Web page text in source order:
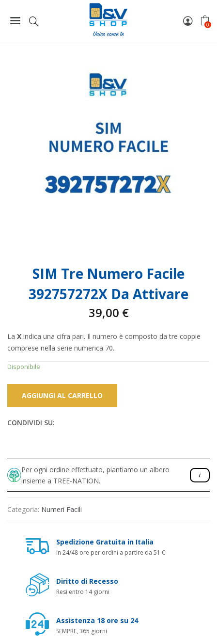
0
SIM Tre Numero Facile 392757272X Da Attivare
SIM Tre Numero Facile
392757272X Da Attivare
39,00 €
La X indica una cifra pari. Il numero è composto da tre coppie
comprese nella serie numerica 70.
Disponibile
AGGIUNGI AL CARRELLO
CONDIVIDI SU:
Per ogni ordine effettuato, piantiamo un albero
insieme a TREE-NATION.
Categoria: Numeri Facili
Spedizione Gratuita in Italia
in 24/48 ore per ordini a partire da 51 €
Diritto di Recesso
Resi entro 14 giorni
Assistenza 18 ore su 24
SEMPRE, 365 giorni